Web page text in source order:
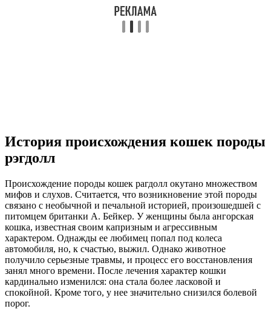
История происхождения кошек породы
рэгдолл
Происхождение породы кошек рагдолл окутано множеством
мифов и слухов. Считается, что возникновение этой породы
связано с необычной и печальной историей, произошедшей с
питомцем британки А. Бейкер. У женщины была ангорская
кошка, известная своим капризным и агрессивным
характером. Однажды ее любимец попал под колеса
автомобиля, но, к счастью, выжил. Однако животное
получило серьезные травмы, и процесс его восстановления
занял много времени. После лечения характер кошки
кардинально изменился: она стала более ласковой и
спокойной. Кроме того, у нее значительно снизился болевой
порог.